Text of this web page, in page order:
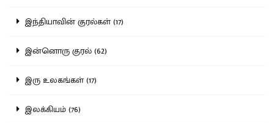
இந்தியாவின் குரல்கள் (17)
இன்னொரு குரல் (62)
இரு உலகங்கள் (17)
இலக்கியம் (76)